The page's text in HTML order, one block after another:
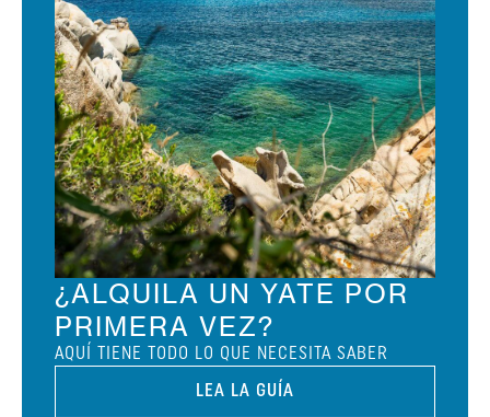
¿ALQUILA UN YATE POR
PRIMERA VEZ?
AQUÍ TIENE TODO LO QUE NECESITA SABER
LEA LA GUÍA